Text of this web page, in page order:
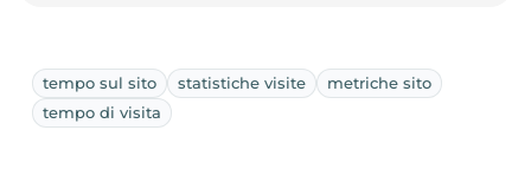
tempo sul sito statistiche visite
metriche sito
tempo di visita